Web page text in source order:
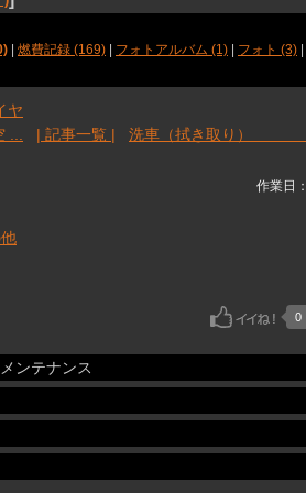
燃費記録 (169) フォトアルバム (1) フォト (3)
ヤ
...
| 記事一覧 | 洗車（拭き取り
作業日
0
ンテナンス